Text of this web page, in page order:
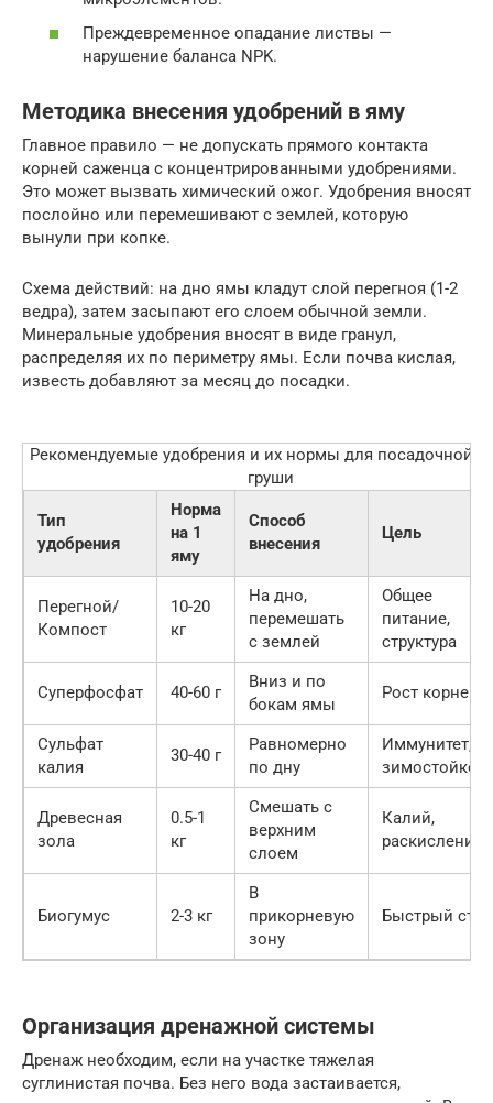
Преждевременное опадание листвы —
нарушение баланса NPK.
Методика внесения удобрений в яму
Главное правило — не допускать прямого контакта
корней саженца с концентрированными удобрениями.
Это может вызвать химический ожог. Удобрения вносят
послойно или перемешивают с землей, которую
вынули при копке.
Схема действий: на дно ямы кладут слой перегноя (1-2
ведра), затем засыпают его слоем обычной земли.
Минеральные удобрения вносят в виде гранул,
распределяя их по периметру ямы. Если почва кислая,
известь добавляют за месяц до посадки.
Рекомендуемые удобрения и их нормы для посадочной
груши
Тип
удобрения
Норма
на 1
яму
Способ
внесения
Цель
Перегной/
Компост
10-20
кг
На дно,
перемешать
с землей
Общее
питание,
структура
Суперфосфат 40-60 г
Вниз и по
бокам ямы
Рост корней
Сульфат
калия
30-40 г
Равномерно
по дну
Иммунитет,
Древесная
зола
0.5-1
кг
Смешать с
верхним
слоем
Калий,
раскисление
Биогумус 2-3 кг
В
прикорневую
зону
Быстрый
Организация дренажной системы
Дренаж необходим, если на участке тяжелая
суглинистая почва. Без него вода застаивается,